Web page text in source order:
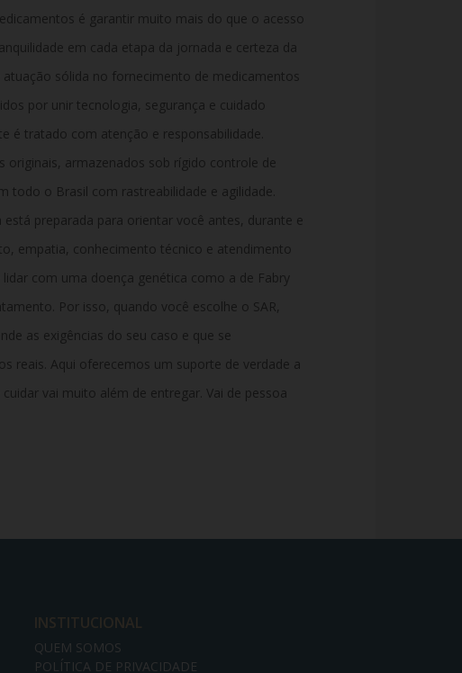
é garantir muito mais do que o acesso
em cada etapa da jornada e certeza da
atuação sólida no fornecimento de medicamentos
por unir tecnologia, segurança e cuidado
é tratado com atenção e responsabilidade.
originais, armazenados sob rígido controle de
todo o Brasil com rastreabilidade e agilidade.
preparada para orientar você antes, durante e
empatia, conhecimento técnico e atendimento
com uma doença genética como a de Fabry
Por isso, quando você escolhe o SAR,
as exigências do seu caso e que se
reais. Aqui oferecemos um suporte de verdade a
vai muito além de entregar. Vai de pessoa
INSTITUCIONAL
QUEM SOMOS
POLÍTICA DE PRIVACIDADE